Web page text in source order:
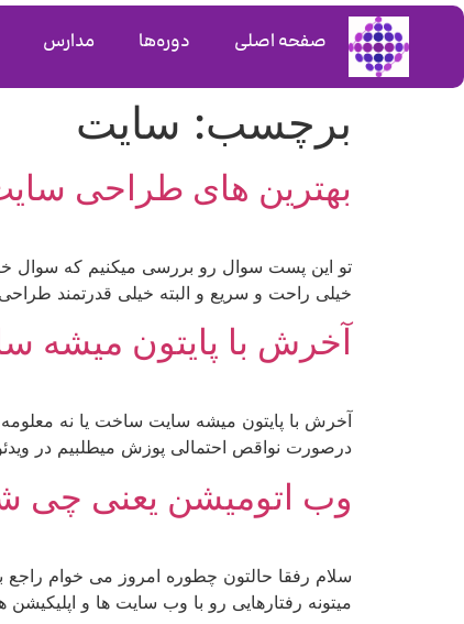
صفحه اصلی دوره‌ها مدارس
برچسب: سایت
بهترین های طراحی
تو این پست سوال رو بررسی میکنیم که سوال
خیلی راحت و سریع و البته خیلی قدرتمند طراحی
آخرش با پایتون میشه
آخرش با پایتون میشه سایت ساخت یا نه
درصورت نواقص احتمالی پوزش میطلبیم در
وب اتومیشن یعنی چی
سلام رفقا حالتون چطوره امروز می خوام
میتونه رفتارهایی رو با وب سایت ها و